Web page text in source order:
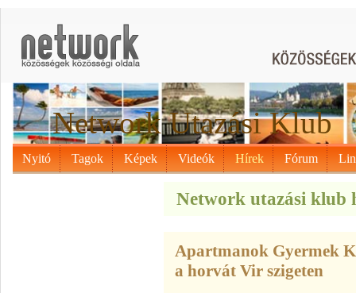
Network Utazási Klub
Nyitó Tagok Képek Videók Hírek Fórum
Network utazási klub
Apartmanok Gyermek
a horvát Vir szigeten